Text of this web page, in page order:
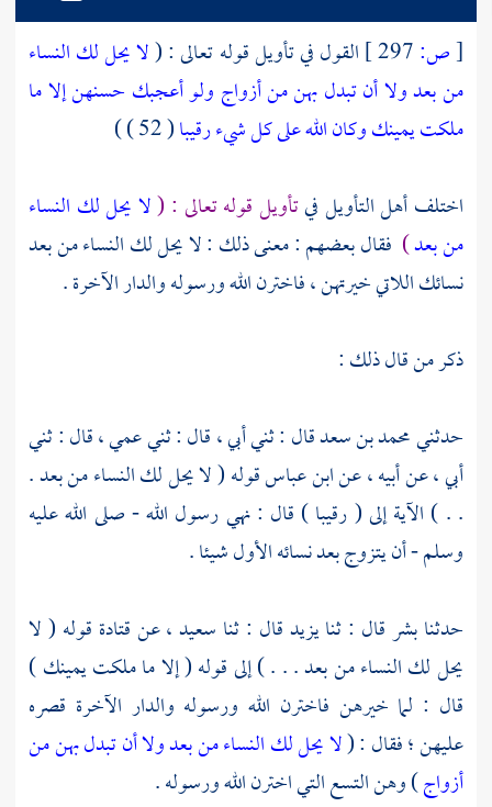
[ص: القول في تأويل قوله تعالى : (لا يحل لك النساء
من بعد ولا أن تبدل بهن من أزواج ولو أعجبك حسنهن إلا ما
ملكت يمينك وكان الله على كل شيء رقيبا( 52 ) )
اختلف أهل التأويل فيتأويل قوله تعالى : (لا يحل لك النساء
من بعد) فقال بعضهم : معنى ذلك : لا يحل لك النساء من بعد
نسائك اللاتي خيرتهن ، فاخترن الله ورسوله والدار الآخرة .
ذكر من قال ذلك :
حدثنيمحمد بن سعدقال : ثني أبي ، قال : ثني عمي ، قال : ثني
أبي ، عن أبيه ، عنابن عباسقوله ( لا يحل لك النساء من بعد .
. . ) الآية إلى ( رقيبا ) قال : نهي رسول الله - صلى الله عليه
وسلم - أن يتزوج بعد نسائه الأول شيئا .
حدثنابشرقال : ثنايزيدقال : ثنا سعيد ،عنقتادة قوله ( لا
يحل لك النساء من بعد . . . ) إلى قوله ( إلا ما ملكت يمينك )
قال : لما خيرهن فاخترن الله ورسوله والدار الآخرة قصره
عليهن ؛ فقال : (لا يحل لك النساء من بعد ولا أن تبدل بهن من
أزواج) وهن التسع التي اخترن الله ورسوله .